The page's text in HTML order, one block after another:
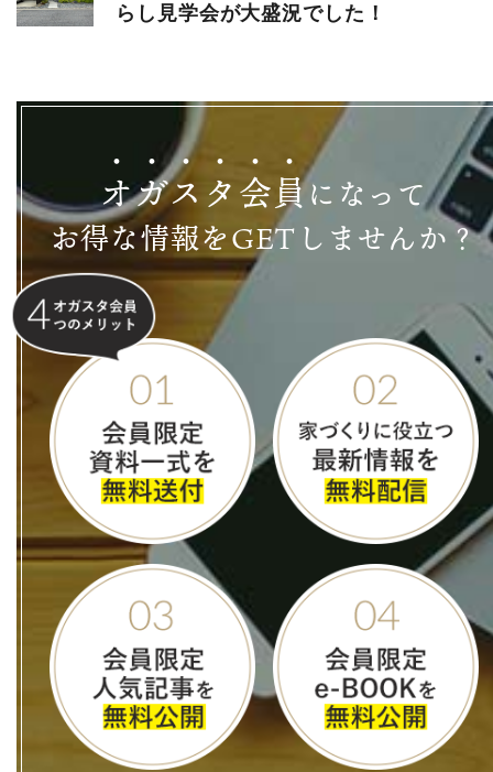
らし見学会が大盛況でした！
オガス タ会員になって
お得な情報をGETしませんか？